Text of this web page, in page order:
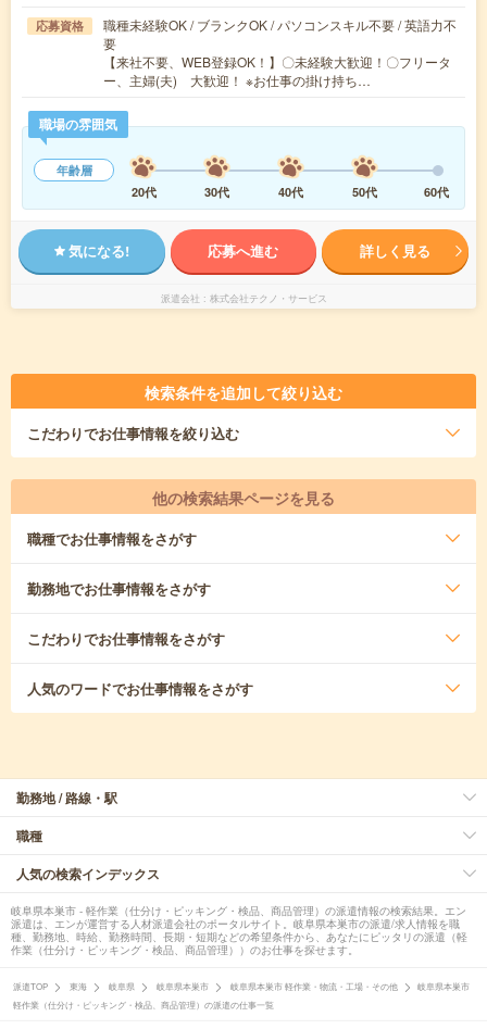
応募資格
職種未経験OK / ブランクOK / パソコンスキル不要 / 英語力不
要
【来社不要、WEB登録OK！】〇未経験大歓迎！〇フリータ
ー、主婦(夫) 大歓迎！ ※お仕事の掛け持ち…
職場の雰囲気
年齢層
20代
30代 40代 50代 60代
気になる! 応募へ進む 詳しく見る
派遣会社 株式会社テクノ・サービス
検索条件を追加して絞り込む
こだわりでお仕事情報を絞り込む
他の検索結果ページを見る
職種でお仕事情報をさがす
勤務地でお仕事情報をさがす
こだわりでお仕事情報をさがす
人気のワードでお仕事情報をさがす
勤務地 / 路線・駅
職種
人気の検索インデックス
岐阜県本巣市 - 軽作業（仕分け・ピッキング・検品、商品管理）の派遣情報の検索結果。エン
派遣は、エンが運営する人材派遣会社のポータルサイト。岐阜県本巣市の派遣/求人情報を職
種、勤務地、時給、勤務時間、長期・短期などの希望条件から、あなたにピッタリの派遣（軽
作業（仕分け・ピッキング・検品、商品管理））のお仕事を探せます。
派遣TOP 東海 岐阜県 岐阜県本巣市 岐阜県本巣市 軽作業・物流・工場・その他
岐阜県本巣市
軽作業（仕分け・ピッキング・検品、商品管理）の派遣の仕事一覧